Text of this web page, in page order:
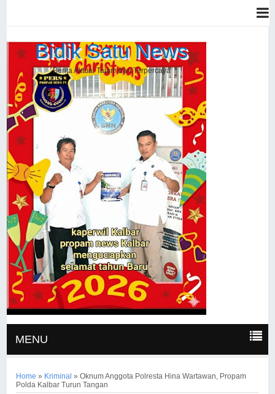
Bidik Satu News
Berita Aktual Tajam dan Terpercaya
MENU
Home » Kriminal »Oknum Anggota Polresta Hina Wartawan, Propam
Polda Kalbar Turun Tangan